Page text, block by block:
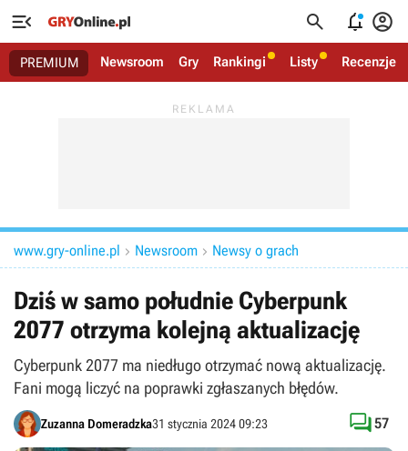
   
PREMIUM Newsroom Gry Rankingi Listy Recenzje
www.gry-online.pl  Newsroom  Newsy o grach
Dziś w samo południe Cyberpunk
2077 otrzyma kolejną aktualizację
Cyberpunk 2077 ma niedługo otrzymać nową aktualizację.
Fani mogą liczyć na poprawki zgłaszanych błędów.
Zuzanna Domeradzka31 stycznia 2024 09:23 57